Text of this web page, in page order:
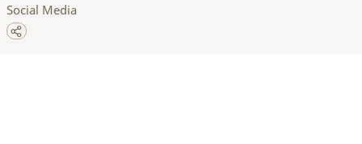
Social Media